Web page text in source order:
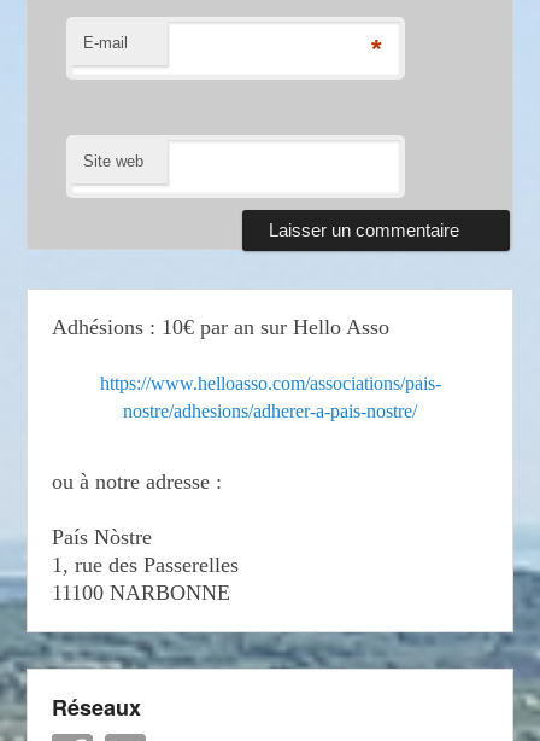
E-mail *
Site web
Adhésions : 10€ par an sur Hello Asso
https://www.helloasso.com/associations/pais-
nostre/adhesions/adherer-a-pais-nostre/
ou à notre adresse :
País Nòstre
1, rue des Passerelles
11100 NARBONNE
Réseaux